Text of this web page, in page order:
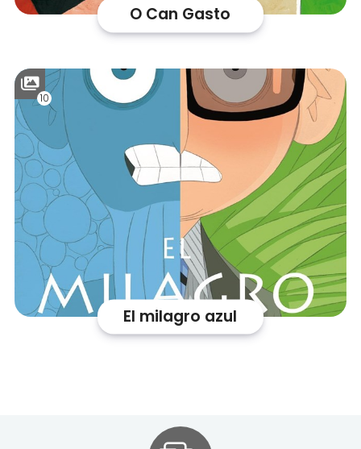
O Can Gasto
El milagro azul
10